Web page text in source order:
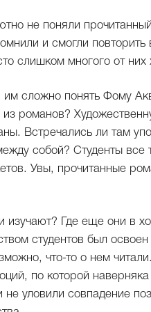
не поняли
и смогли
слишком многого от них
сложно понять Фому
романов?
Встречались ли там
собой? Студенты все
Увы, прочитанные
Где еще они в
студентов был
что-то о нем
по которой
не уловили совпадение